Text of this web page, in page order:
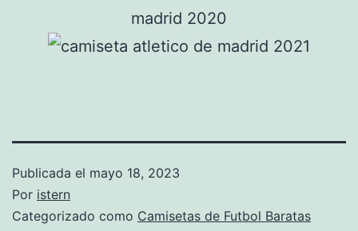
Publicada el mayo 18, 2023
Por istern
Categorizado como Camisetas de Futbol Baratas